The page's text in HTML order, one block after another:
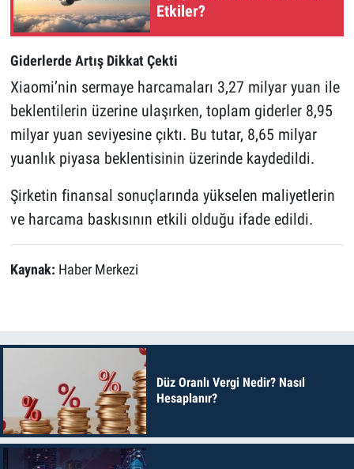
Etkiler?
Giderlerde Artış Dikkat Çekti
Xiaomi’nin sermaye harcamaları 3,27 milyar yuan ile
beklentilerin üzerine ulaşırken, toplam giderler 8,95
milyar yuan seviyesine çıktı. Bu tutar, 8,65 milyar
yuanlık piyasa beklentisinin üzerinde kaydedildi.
Şirketin finansal sonuçlarında yükselen maliyetlerin
ve harcama baskısının etkili olduğu ifade edildi.
Kaynak: Haber Merkezi
Düz Oranlı Vergi Nedir? Nasıl
Hesaplanır?